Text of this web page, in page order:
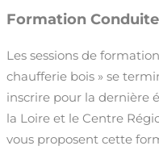
Formation
Les sessions de
chaufferie bois » se
inscrire pour la dernière
la Loire et le Centre
vous proposent cette